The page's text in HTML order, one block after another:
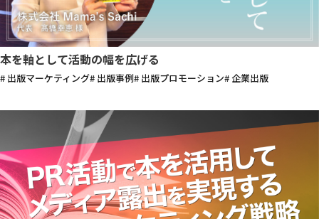
本を軸として活動の幅を広げる
# 出版マーケティング# 出版事例# 出版プロモーション# 企業出版